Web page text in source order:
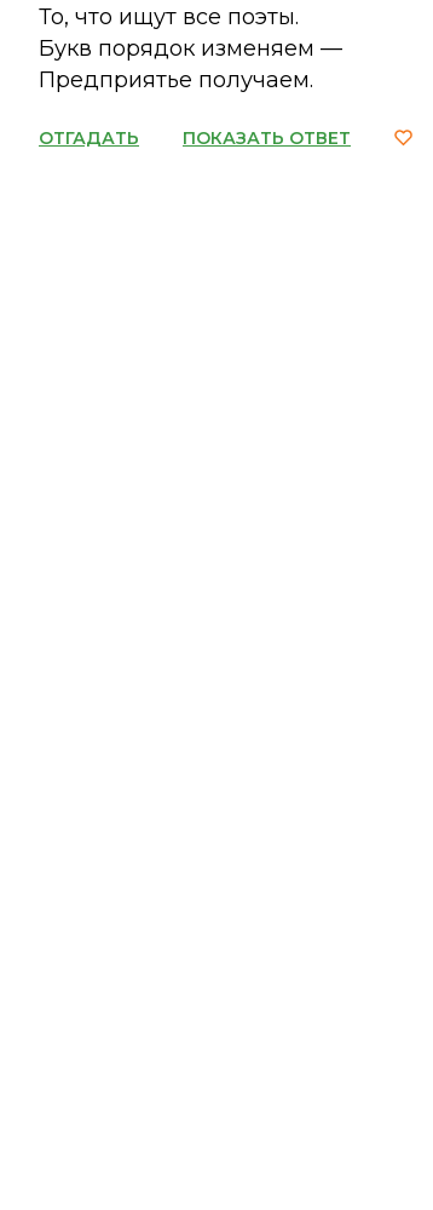
То, что ищут все поэты.
Букв порядок изменяем —
Предприятье получаем.
ОТГАДАТЬ ПОКАЗАТЬ ОТВЕТ